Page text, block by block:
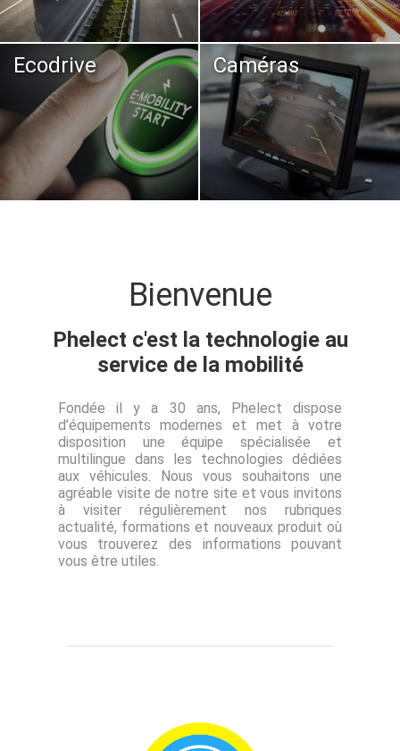
Ecodrive Caméras
Bienvenue
Phelect c'est la technologie au
service de la mobilité
Fondée il y a 30 ans, Phelect dispose
d’équipements modernes et met à votre
disposition une équipe spécialisée et
multilingue dans les technologies dédiées
aux véhicules. Nous vous souhaitons une
agréable visite de notre site et vous invitons
à visiter régulièrement nos rubriques
actualité, formations et nouveaux produit où
vous trouverez des informations pouvant
vous être utiles.